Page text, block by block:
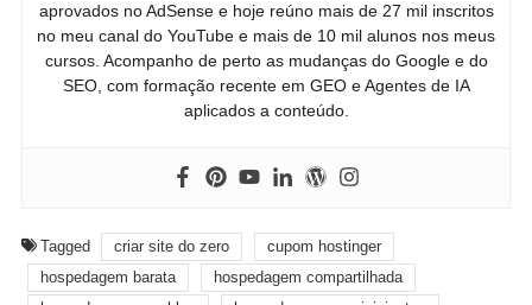
aprovados no AdSense e hoje reúno mais de 27 mil inscritos
no meu canal do YouTube e mais de 10 mil alunos nos meus
cursos. Acompanho de perto as mudanças do Google e do
SEO, com formação recente em GEO e Agentes de IA
aplicados a conteúdo.
Tagged criar site do zero
cupom hostinger
hospedagem barata
hospedagem compartilhada